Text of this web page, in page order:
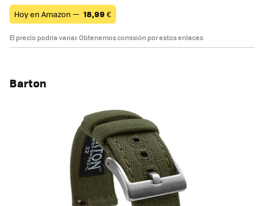
Hoy en Amazon — 18,99 €
El precio podría variar. Obtenemos comisión por estos enlaces
Barton